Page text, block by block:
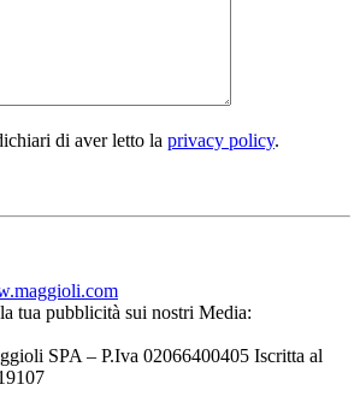
di aver letto la privacy policy.
tua pubblicità sui nostri Media:
SPA – P.Iva 02066400405 Iscritta al